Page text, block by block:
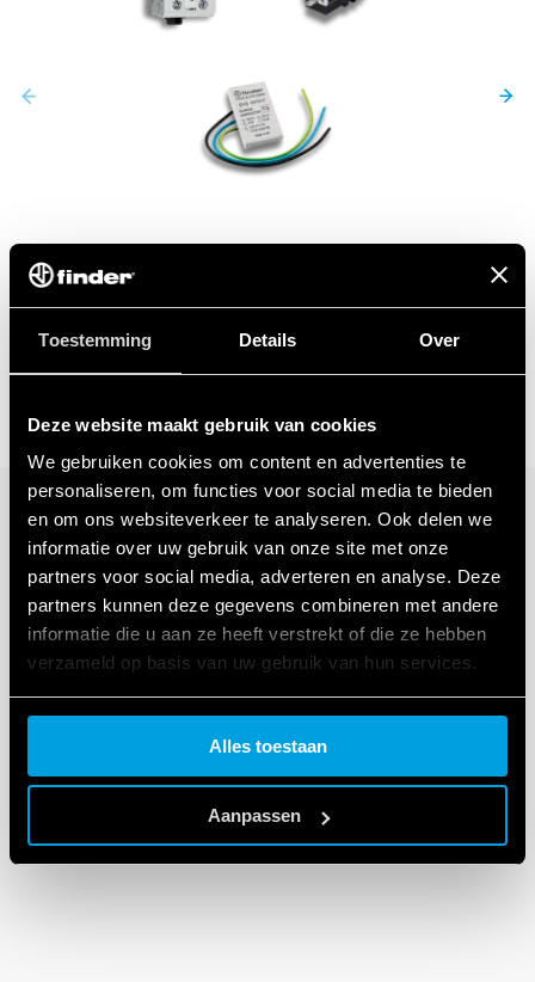
Toestemming Details Over
Deze website maakt gebruik van cookies
We gebruiken cookies om content en advertenties te
personaliseren, om functies voor social media te bieden
en om ons websiteverkeer te analyseren. Ook delen we
informatie over uw gebruik van onze site met onze
partners voor social media, adverteren en analyse. Deze
partners kunnen deze gegevens combineren met andere
informatie die u aan ze heeft verstrekt of die ze hebben
verzameld op basis van uw gebruik van hun services.
Cookie policy.
Alles toestaan
Aanpassen
7P
SERIE
Overspanningsbeveiligingen (SPD)